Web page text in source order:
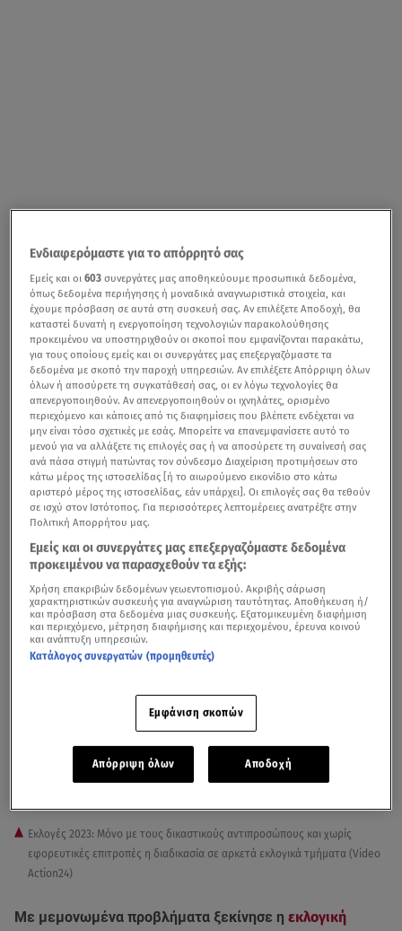
Εκλογές 2023: Μόνο με τους δικαστικούς αντιπροσώπους και χωρίς
εφορευτικές επιτροπές η διαδικασία σε αρκετά εκλογικά τμήματα (Video
Action24)
Με μεμονωμένα προβλήματα ξεκίνησε η εκλογική
Ενδιαφερόμαστε για το απόρρητό σας
Εμείς και οι603 συνεργάτες μας αποθηκεύουμε προσωπικά δεδομένα,
όπως δεδομένα περιήγησης ή μοναδικά αναγνωριστικά στοιχεία, και
έχουμε πρόσβαση σε αυτά στη συσκευή σας. Αν επιλέξετε Αποδοχή, θα
καταστεί δυνατή η ενεργοποίηση τεχνολογιών παρακολούθησης
προκειμένου να υποστηριχθούν οι σκοποί που εμφανίζονται παρακάτω,
για τους οποίους εμείς και οι συνεργάτες μας επεξεργαζόμαστε τα
δεδομένα με σκοπό την παροχή υπηρεσιών. Αν επιλέξετε Απόρριψη όλων
όλων ή αποσύρετε τη συγκατάθεσή σας, οι εν λόγω τεχνολογίες θα
απενεργοποιηθούν. Αν απενεργοποιηθούν οι ιχνηλάτες, ορισμένο
περιεχόμενο και κάποιες από τις διαφημίσεις που βλέπετε ενδέχεται να
μην είναι τόσο σχετικές με εσάς. Μπορείτε να επανεμφανίσετε αυτό το
μενού για να αλλάξετε τις επιλογές σας ή να αποσύρετε τη συναίνεσή σας
ανά πάσα στιγμή πατώντας τον σύνδεσμο Διαχείριση προτιμήσεων στο
κάτω μέρος της ιστοσελίδας [ή το αιωρούμενο εικονίδιο στο κάτω
αριστερό μέρος της ιστοσελίδας, εάν υπάρχει]. Οι επιλογές σας θα τεθούν
σε ισχύ στον Ιστότοπος. Για περισσότερες λεπτομέρειες ανατρέξτε στην
Πολιτική Απορρήτου μας.
Εμείς και οι συνεργάτες μας επεξεργαζόμαστε δεδομένα
προκειμένου να παρασχεθούν τα εξής:
Χρήση επακριβών δεδομένων γεωεντοπισμού. Ακριβής σάρωση
χαρακτηριστικών συσκευής για αναγνώριση ταυτότητας. Αποθήκευση ή/
και πρόσβαση στα δεδομένα μιας συσκευής. Εξατομικευμένη διαφήμιση
και περιεχόμενο, μέτρηση διαφήμισης και περιεχομένου, έρευνα κοινού
και ανάπτυξη υπηρεσιών.
Κατάλογος συνεργατών (προμηθευτές)
Εμφάνιση σκοπών
Απόρριψη όλων Αποδοχή